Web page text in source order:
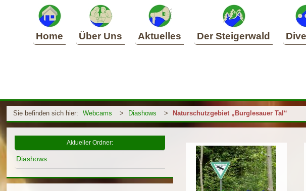
Home Über Uns Aktuelles Der Steigerwald
Sie befinden sich hier: Webcams > Diashows > Naturschutzgebiet „Burglesauer Tal“
Aktueller Ordner:
Diashows